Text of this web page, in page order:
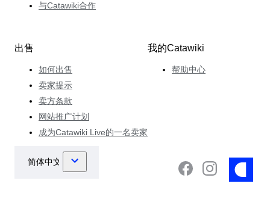
与Catawiki合作
出售
如何出售
卖家提示
卖方条款
网站推广计划
成为Catawiki Live的一名卖家
我的Catawiki
帮助中心